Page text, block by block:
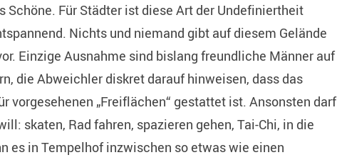
Schöne. Für Städter ist diese Art der Undefiniertheit
Nichts und niemand gibt auf diesem Gelände
Einzige Ausnahme sind bislang freundliche Männer auf
die Abweichler diskret darauf hinweisen, dass das
vorgesehenen „Freiflächen“ gestattet ist. Ansonsten darf
skaten, Rad fahren, spazieren gehen, Tai-Chi, in die
es in Tempelhof inzwischen so etwas wie einen